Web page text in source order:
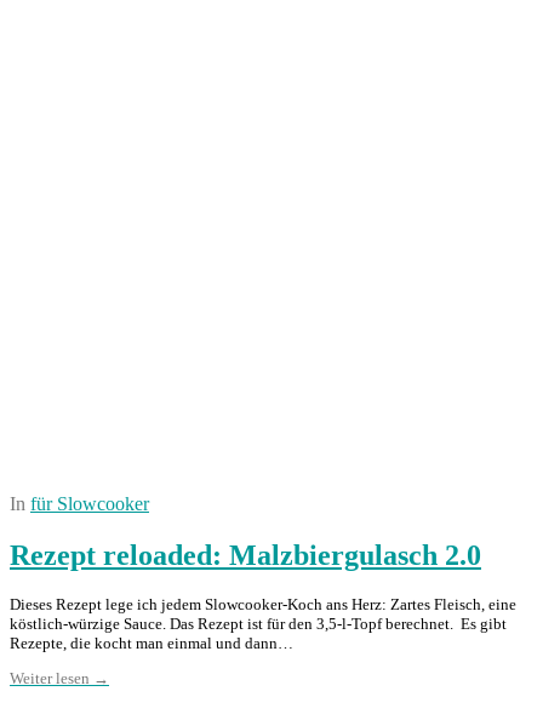
In für Slowcooker
Rezept reloaded: Malzbiergulasch 2.0
Dieses Rezept lege ich jedem Slowcooker-Koch ans Herz: Zartes Fleisch, eine
köstlich-würzige Sauce. Das Rezept ist für den 3,5-l-Topf berechnet. Es gibt
Rezepte, die kocht man einmal und dann…
Weiter lesen →